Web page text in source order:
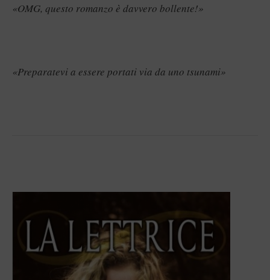
«OMG, questo romanzo è davvero bollente!»
«Preparatevi a essere portati via da uno tsunami»